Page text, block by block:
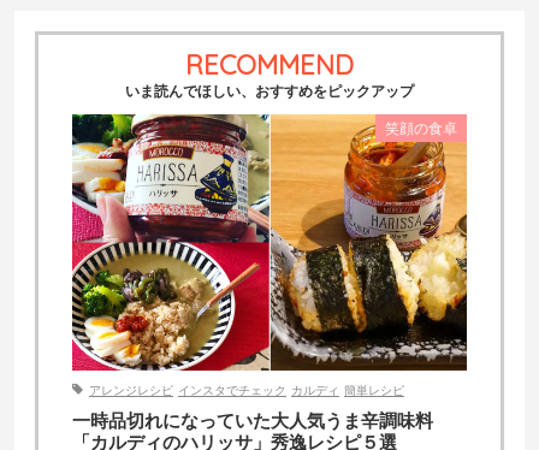
RECOMMEND
いま読んでほしい、おすすめをピックアップ
笑顔の食卓
アレンジレシピ インスタでチェック カルディ 簡単レシピ
一時品切れになっていた大人気うま辛調味料
「カルディのハリッサ」秀逸レシピ５選